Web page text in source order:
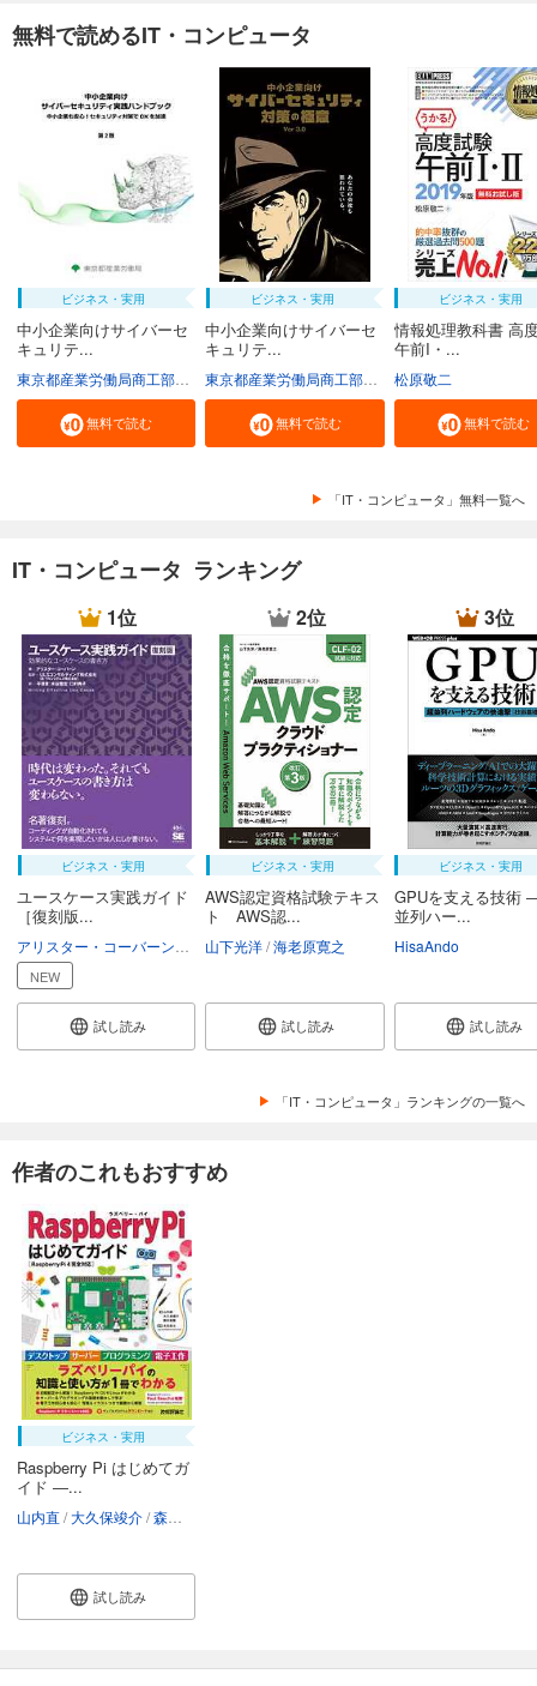
無料で読めるIT・コンピュータ
ビジネス・実用
中小企業向けサイバーセ
キュリテ...
東京都産業労働局商工部経営支援課
無料で読む
ビジネス・実用
中小企業向けサイバーセ
キュリテ...
東京都産業労働局商工部経営支援課
無料で読む
ビジネス・実用
情報処理教科書 高
午前I・...
松原敬二
無料で読む
「IT・コンピュータ」無料一覧へ
IT・コンピュータ ランキング
1位
ビジネス・実用
ユースケース実践ガイド
［復刻版...
ULSコンサルティング 平澤章 水谷雅宏
NEW
試し読み
2位
ビジネス・実用
AWS認定資格試験テキス
ト AWS認...
山下光洋 海老原寛之
試し読み
3位
ビジネス・実用
GPUを支える技術
並列ハー...
HisaAndo
試し読み
「IT・コンピュータ」ランキングの一覧へ
作者のこれもおすすめ
ビジネス・実用
Raspberry Pi はじめてガ
イド ―...
山内直 大久保竣介 森本梨聖
試し読み